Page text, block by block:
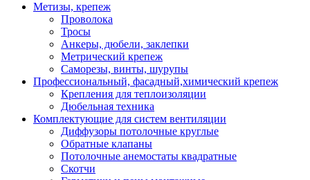
Метизы, крепеж
Проволока
Тросы
Анкеры, дюбели, заклепки
Метрический крепеж
Саморезы, винты, шурупы
Профессиональный, фасадный,химический крепеж
Крепления для теплоизоляции
Дюбельная техника
Комплектующие для систем вентиляции
Диффузоры потолочные круглые
Обратные клапаны
Потолочные анемостаты квадратные
Скотчи